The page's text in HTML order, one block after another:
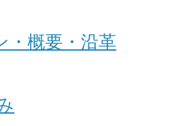
・概要・沿革